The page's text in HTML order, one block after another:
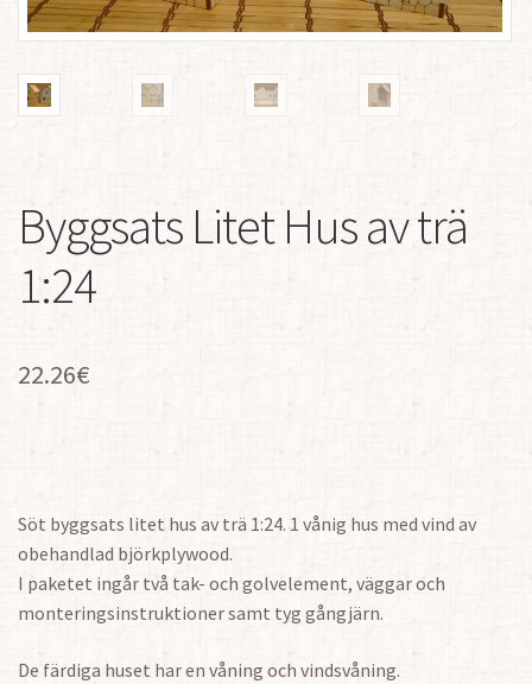
Byggsats Litet Hus av trä
1:24
22.26€
Söt byggsats litet hus av trä 1:24. 1 vånig hus med vind av
obehandlad björkplywood.
I paketet ingår två tak- och golvelement, väggar och
monteringsinstruktioner samt tyg gångjärn.
De färdiga huset har en våning och vindsvåning.